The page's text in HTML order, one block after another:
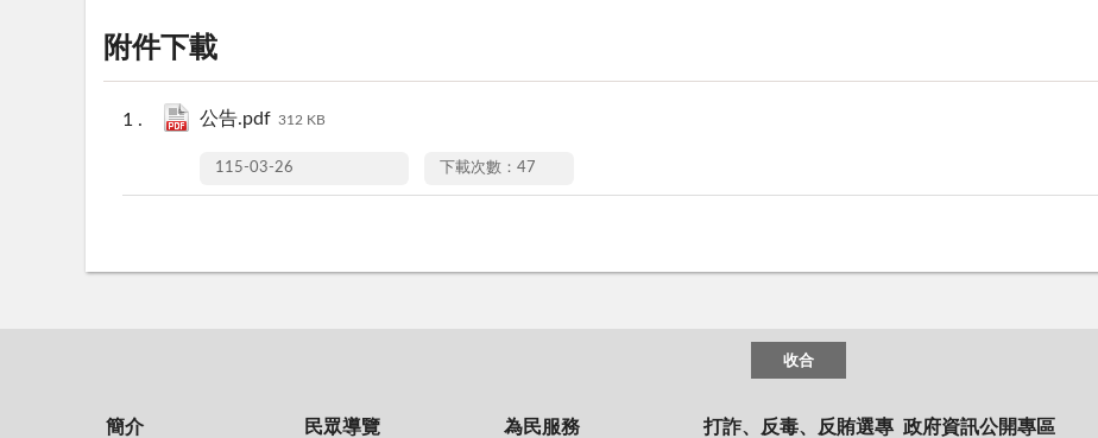
附件下載
公告.pdf 312 KB
115-03-26 下載次數：47
收合
簡介 民眾導覽 為民服務
打詐、反毒、反賄選專 政府資訊公開專區